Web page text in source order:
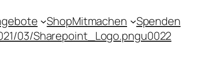
ShopMitmachen
Spenden
03/Sharepoint_Logo.pngu0022